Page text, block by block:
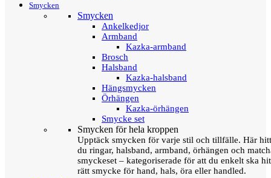
Smycken
Smycken
Ankelkedjor
Armband
Kazka-armband
Brosch
Halsband
Kazka-halsband
Hängsmycken
Örhängen
Kazka-örhängen
Smycke set
Smycken för hela kroppen
Upptäck smycken för varje stil och tillfälle. Här
du ringar, halsband, armband, örhängen och
smyckeset – kategoriserade för att du enkelt ska
rätt smycke för hand, hals, öra eller handled.